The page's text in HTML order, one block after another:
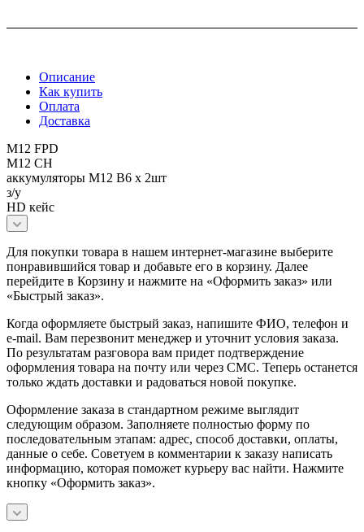
Описание
Как купить
Оплата
Доставка
M12 FPD
M12 CH
аккумуляторы М12 В6 х 2шт
з/у
HD кейс
Для покупки товара в нашем интернет-магазине выберите
понравившийся товар и добавьте его в корзину. Далее
перейдите в Корзину и нажмите на «Оформить заказ» или
«Быстрый заказ».
Когда оформляете быстрый заказ, напишите ФИО, телефон и
e-mail. Вам перезвонит менеджер и уточнит условия заказа.
По результатам разговора вам придет подтверждение
оформления товара на почту или через СМС. Теперь останется
только ждать доставки и радоваться новой покупке.
Оформление заказа в стандартном режиме выглядит
следующим образом. Заполняете полностью форму по
последовательным этапам: адрес, способ доставки, оплаты,
данные о себе. Советуем в комментарии к заказу написать
информацию, которая поможет курьеру вас найти. Нажмите
кнопку «Оформить заказ».